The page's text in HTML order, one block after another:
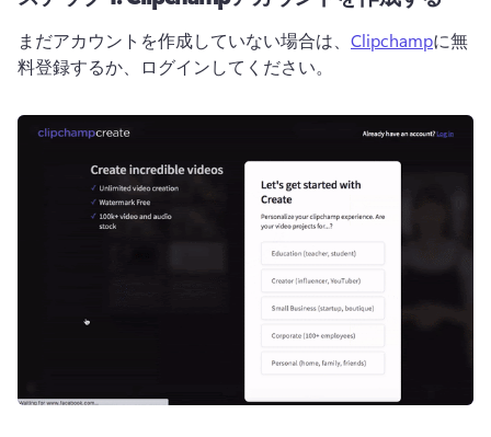
まだアカウントを作成していない場合は、 Clipchampに無
料登録するか、ログインしてください。